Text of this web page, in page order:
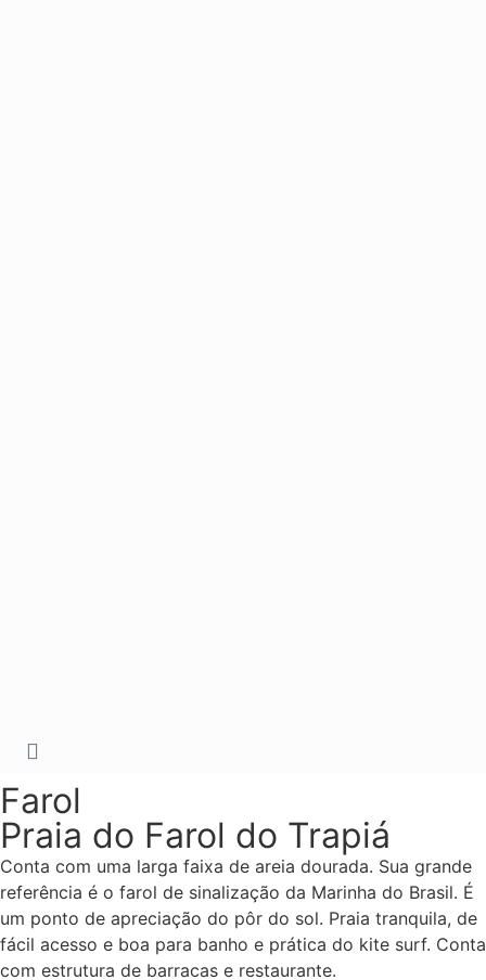
Farol
Praia do Farol do Trapiá
Conta com uma larga faixa de areia dourada. Sua grande
referência é o farol de sinalização da Marinha do Brasil. É
um ponto de apreciação do pôr do sol. Praia tranquila, de
fácil acesso e boa para banho e prática do kite surf. Conta
com estrutura de barracas e restaurante.